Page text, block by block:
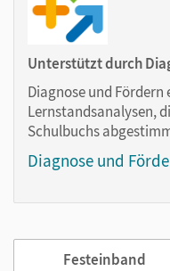
Notizen erstellen
Markierungen setzen
Lesezeichen
Suchen im Text
Unterstützt durch
Diagnose und
Lernstandsanalysen,
Schulbuchs
Diagnose und
Festeinband